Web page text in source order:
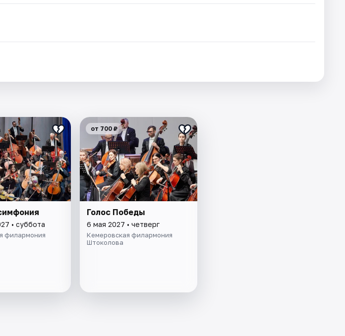
• суббота
филармония
от 700 ₽
Голос Победы
6 мая 2027 • четверг
Кемеровская филармония
Штоколова